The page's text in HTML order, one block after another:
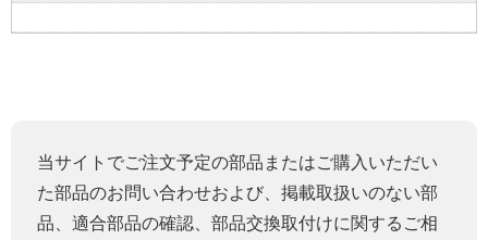
当サイトでご注文予定の部品またはご購入いただい
た部品のお問い合わせおよび、掲載取扱いのない部
品、適合部品の確認、部品交換取付けに関するご相